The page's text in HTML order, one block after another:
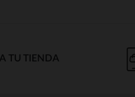
TU TIENDA